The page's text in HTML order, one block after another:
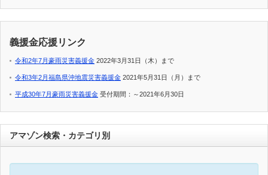
義援金応援リンク
令和2年7月豪雨災害義援金 2022年3月31日（木）まで
令和3年2月福島県沖地震災害義援金 2021年5月31日（月）まで
平成30年7月豪雨災害義援金 受付期間：～2021年6月30日
アマゾン検索・カテゴリ別